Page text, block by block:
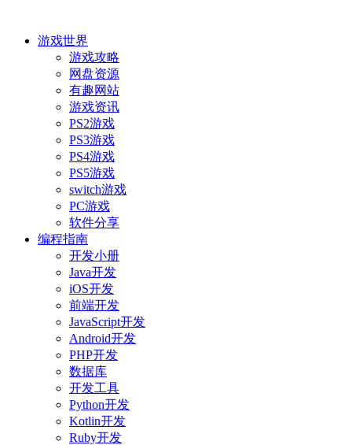
游戏世界
游戏攻略
网盘资源
有趣网站
游戏资讯
PS2游戏
PS3游戏
PS4游戏
PS5游戏
switch游戏
PC游戏
软件分享
编程指南
开发小册
Java开发
iOS开发
前端开发
JavaScript开发
Android开发
PHP开发
数据库
开发工具
Python开发
Kotlin开发
Ruby开发